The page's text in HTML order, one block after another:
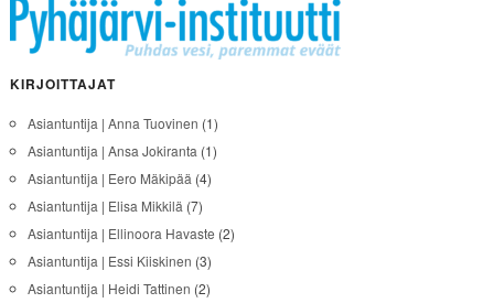
KIRJOITTAJAT
Asiantuntija | Anna Tuovinen (1)
Asiantuntija | Ansa Jokiranta (1)
Asiantuntija | Eero Mäkipää (4)
Asiantuntija | Elisa Mikkilä (7)
Asiantuntija | Ellinoora Havaste (2)
Asiantuntija | Essi Kiiskinen (3)
Asiantuntija | Heidi Tattinen (2)